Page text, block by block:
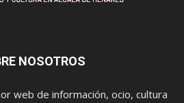
NOSOTROS
web de información, ocio, cultura